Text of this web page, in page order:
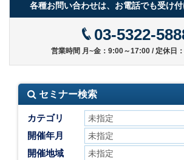
各種お問い合わせは、お電話でも受け付
03-5322-
営業時間 月~金：9:00～17:00 / 定休日
セミナー検索
カテゴリ
開催年月
開催地域